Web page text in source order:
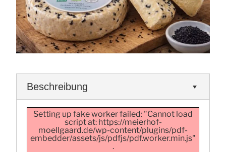
Beschreibung
Setting up fake worker failed: "Cannot load
script at: https://meierhof-
moellgaard.de/wp-content/plugins/pdf-
embedder/assets/js/pdfjs/pdf.worker.min.js"
.